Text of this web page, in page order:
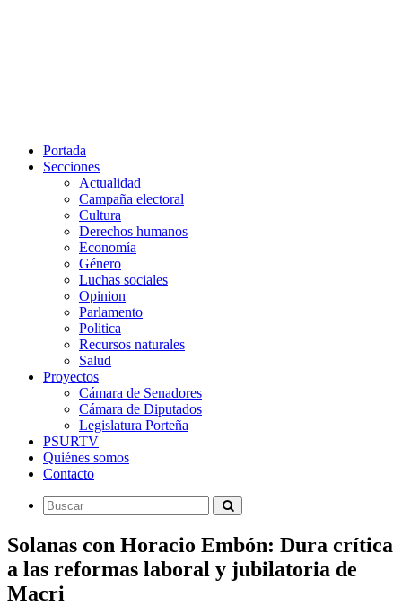
Portada
Secciones
Actualidad
Campaña electoral
Cultura
Derechos humanos
Economía
Género
Luchas sociales
Opinion
Parlamento
Politica
Recursos naturales
Salud
Proyectos
Cámara de Senadores
Cámara de Diputados
Legislatura Porteña
PSURTV
Quiénes somos
Contacto
Solanas con Horacio Embón: Dura crítica
a las reformas laboral y jubilatoria de
Macri